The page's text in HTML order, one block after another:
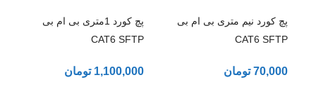
پچ کورد نیم متری بی ام بی
CAT6 SFTP
70,000 تومان
پچ کورد 1متری بی ام بی
CAT6 SFTP
1,100,000 تومان